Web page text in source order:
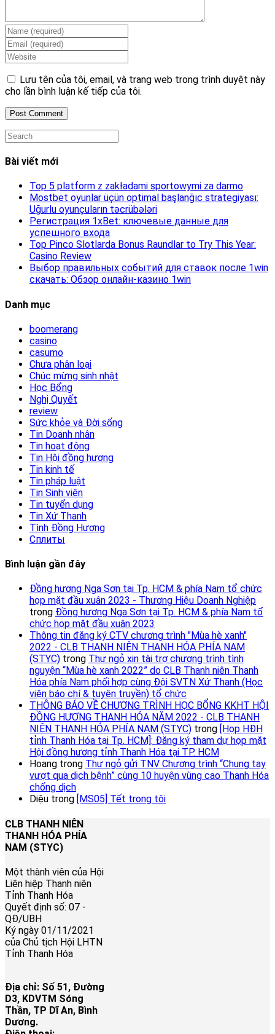
Enter
your
name
or
username
to
Enter
your
email
address
to
Enter
your
website
URL
Lưu tên của tôi, email, và trang web trong trình duyệt này
cho lần bình luận kế tiếp của tôi.
Search
this
website
Bài viết mới
Top 5 platform z zakładami sportowymi za darmo
Mostbet oyunlar üçün optimal başlanğıc strategiyası:
Uğurlu oyunçuların təcrübələri
Регистрация 1xBet: ключевые данные для
успешного входа
Top Pinco Slotlarda Bonus Raundlar to Try This Year:
Casino Review
Выбор правильных событий для ставок после 1win
скачать: Обзор онлайн-казино 1win
Danh mục
boomerang
casino
casumo
Chưa phân loại
Chúc mừng sinh nhật
Học Bổng
Nghị Quyết
review
Sức khỏe và Đời sống
Tin Doanh nhân
Tin hoạt động
Tin Hội đồng hương
Tin kinh tế
Tin pháp luật
Tin Sinh viên
Tin tuyển dụng
Tin Xứ Thanh
Tình Đồng Hương
Сплиты
Bình luận gần đây
Đồng hương Nga Sơn tại Tp. HCM & phía Nam tổ chức
họp mặt đầu xuân 2023 - Thương Hiệu Doanh Nghiệp
trong Đồng hương Nga Sơn tại Tp. HCM & phía Nam tổ
chức họp mặt đầu xuân 2023
Thông tin đăng ký CTV chương trình "Mùa hè xanh"
2022 - CLB THANH NIÊN THANH HÓA PHÍA NAM
(STYC) trong Thư ngỏ xin tài trợ chương trình tình
nguyện “Mùa hè xanh 2022” do CLB Thanh niên Thanh
Hóa phía Nam phối hợp cùng Đội SVTN Xứ Thanh (Học
viện báo chí & tuyên truyền) tổ chức
THÔNG BÁO VỀ CHƯƠNG TRÌNH HỌC BỔNG KKHT HỘI
ĐỒNG HƯƠNG THANH HÓA NĂM 2022 - CLB THANH
NIÊN THANH HÓA PHÍA NAM (STYC) trong [Họp HĐH
tỉnh Thanh Hóa tại Tp. HCM]: Đăng ký tham dự họp mặt
Hội đồng hương tỉnh Thanh Hóa tại TP. HCM
Hoang trong Thư ngỏ gửi TNV Chương trình “Chung tay
vượt qua dịch bệnh” cùng 10 huyện vùng cao Thanh Hóa
chống dịch
Diệu trong [MS05] Tết trong tôi
CLB THANH NIÊN
THANH HÓA PHÍA
NAM (STYC)
Một thành viên của Hội
Liên hiệp Thanh niên
Tỉnh Thanh Hóa
Quyết định số: 07 -
QĐ/UBH
Ký ngày 01/11/2021
của Chủ tịch Hội LHTN
Tỉnh Thanh Hóa
Địa chỉ: Số 51, Đường
D3, KDVTM Sóng
Thần, TP Dĩ An, Bình
Dương.